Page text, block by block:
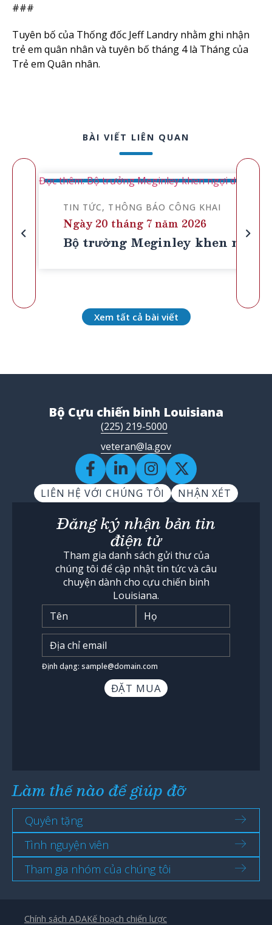
###
Tuyên bố của Thống đốc Jeff Landry nhằm ghi nhận
trẻ em quân nhân và tuyên bố tháng 4 là Tháng của
Trẻ em Quân nhân.
BÀI VIẾT LIÊN QUAN
TIN TỨC THÔNG BÁO CÔNG KHAI
Ngày 20 tháng 7 năm 2026
Bộ trưởng Meginley khen ngợi
Đọc thêm: Bộ trưởng Meginley khen ngợi dự luật
Xem tất cả bài viết
Bộ Cựu chiến binh Louisiana
(225) 219-5000
veteran@la.gov
LIÊN HỆ VỚI CHÚNG TÔI NHẬN XÉT
Đăng ký nhận bản tin
điện tử
Tham gia danh sách gửi thư của
chúng tôi để cập nhật tin tức và câu
chuyện dành cho cựu chiến binh
Louisiana.
Tên*
Nhập địa chỉ email*
Định dạng: sample@domain.com
Làm thế nào để giúp đỡ
Quyên tặng
Tình nguyện viên
Tham gia nhóm của chúng tôi
Chính sách ADAKế hoạch chiến lược